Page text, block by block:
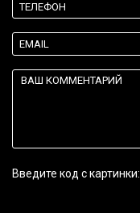
Введите код с картинки: